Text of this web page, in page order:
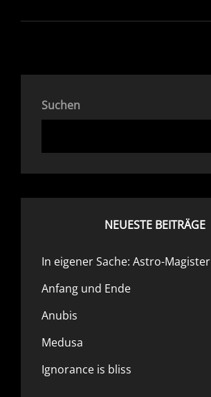
Suchen
NEUESTE BEITRÄGE
In eigener Sache: Astro-Magister
Anfang und Ende
Anubis
Medusa
Ignorance is bliss